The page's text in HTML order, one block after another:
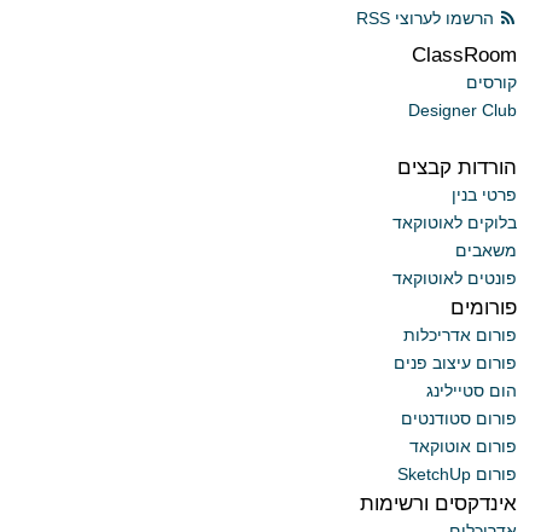
הרשמו לערוצי RSS
ClassRoom
קורסים
Designer Club
הורדות קבצים
פרטי בנין
בלוקים לאוטוקאד
משאבים
פונטים לאוטוקאד
פורומים
פורום אדריכלות
פורום עיצוב פנים
הום סטיילינג
פורום סטודנטים
פורום אוטוקאד
פורום SketchUp
אינדקסים ורשימות